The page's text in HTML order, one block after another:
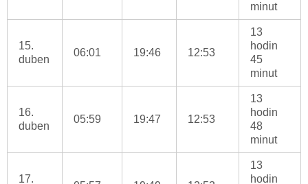
minut
15.
duben
06:01 19:46 12:53
13
hodin
45
minut
16.
duben
05:59 19:47 12:53
13
hodin
48
minut
17.
13
hodin